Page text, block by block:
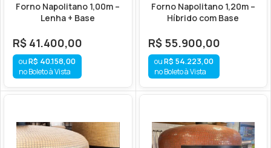
Forno Napolitano 1,00m –
Lenha + Base
R$ 41.400,00
R$ 40.158,00
no Boleto à Vista
Forno Napolitano 1,20m –
Híbrido com Base
R$55.900,00
R$ 54.223,00
no Boleto à Vista